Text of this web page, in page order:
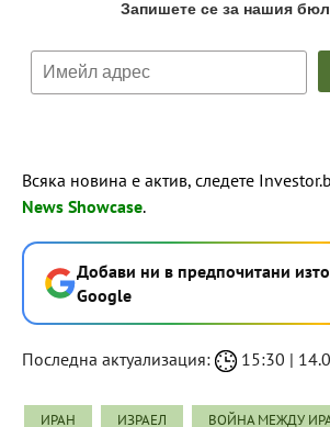
Всяка новина е актив, следете
News Showcase.
Добави ни в предпочитани
Google
Последна актуализация: 15:30 |
ИРАН ИЗРАЕЛ ВОЙНА МЕЖДУ